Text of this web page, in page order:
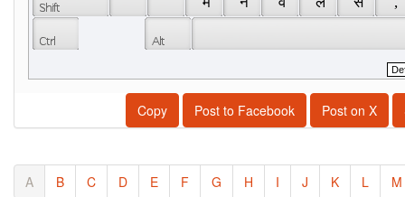
Copy Post to Facebook Post on X
A B C D E F G H I J K L
M